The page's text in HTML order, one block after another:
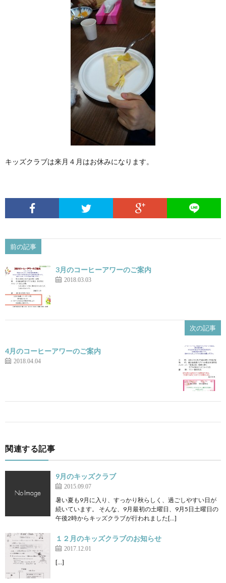
キッズクラブは来月４月はお休みになります。
前の記事
3月のコーヒーアワーのご案内
2018.03.03
次の記事
4月のコーヒーアワーのご案内
2018.04.04
関連する記事
9月のキッズクラブ
2015.09.07
暑い夏も9月に入り、すっかり秋らしく、過ごしやすい日が
続いています。 そんな、9月最初の土曜日、9月5日土曜日の
午後2時からキッズクラブが行われました[…]
１２月のキッズクラブのお知らせ
2017.12.01
[…]